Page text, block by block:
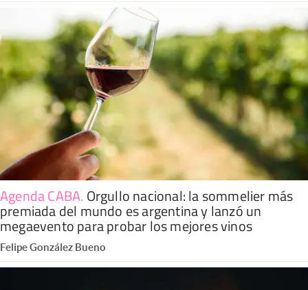
Agenda CABA. Orgullo nacional: la sommelier más
premiada del mundo es argentina y lanzó un
megaevento para probar los mejores vinos
Felipe González Bueno